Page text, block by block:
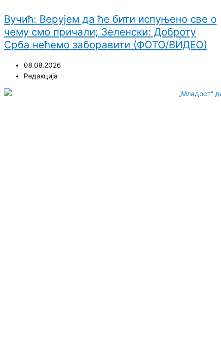
Вучић: Верујем да ће бити испуњено све о
чему смо причали; Зеленски: Доброту
Срба нећемо заборавити (ФОТО/ВИДЕО)
08.08.2026
Редакција